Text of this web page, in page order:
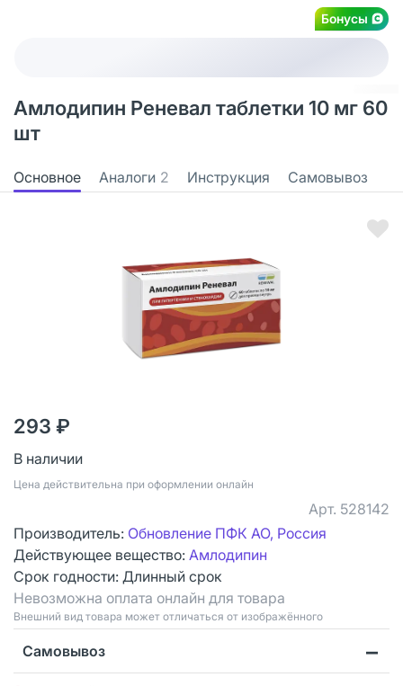
Бонусы
Амлодипин Реневал таблетки 10 мг 60
шт
Основное Аналоги 2 Инструкция Самовывоз
293 ₽
В наличии
Цена действительна при оформлении онлайн
Арт. 528142
Производитель: Обновление ПФК АО, Россия
Действующее вещество: Амлодипин
Срок годности: Длинный срок
Невозможна оплата онлайн для товара
Bнешний вид товара может отличаться от изображённого
Самовывоз